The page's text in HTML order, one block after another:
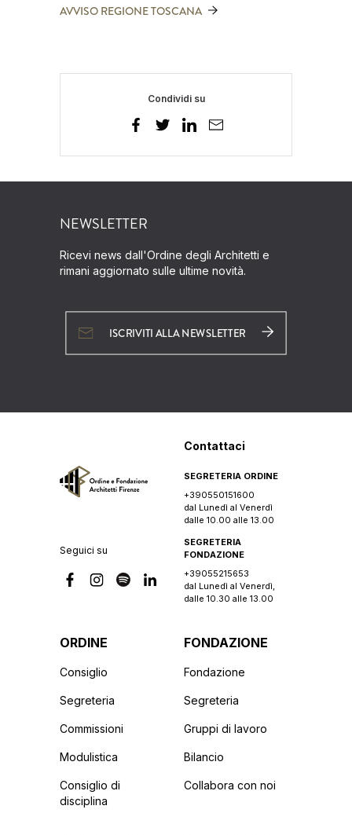
AVVISO REGIONE TOSCANA
Condividi su
NEWSLETTER
Ricevi news dall'Ordine degli Architetti e
rimani aggiornato sulle ultime novità.
ISCRIVITI ALLA NEWSLETTER
Seguici su
Contattaci
SEGRETERIA ORDINE
+390550151600
dal Lunedì al Venerdì
dalle 10.00 alle 13.00
SEGRETERIA
FONDAZIONE
+39055215653
dal Lunedì al Venerdì,
dalle 10.30 alle 13.00
ORDINE
Consiglio
Segreteria
Commissioni
Modulistica
Consiglio di
disciplina
FONDAZIONE
Fondazione
Segreteria
Gruppi di lavoro
Bilancio
Collabora con noi